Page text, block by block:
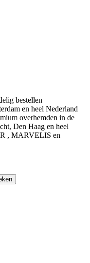
bestellen
en heel Nederland
overhemden in de
Den Haag en heel
, MARVELIS en